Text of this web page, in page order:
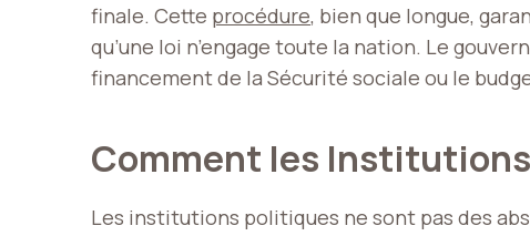
finale. Cette procédure, bien que longue,
qu’une loi n’engage toute la nation. Le
financement de la Sécurité sociale ou le
Comment les
Les institutions politiques ne sont pas des